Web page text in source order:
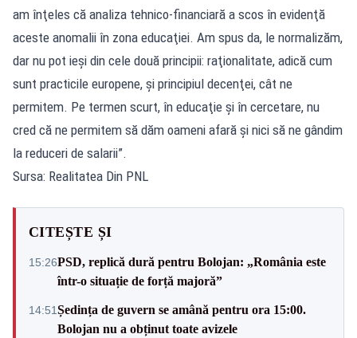
am înţeles că analiza tehnico-financiară a scos în evidenţă
aceste anomalii în zona educaţiei. Am spus da, le normalizăm,
dar nu pot ieşi din cele două principii: raţionalitate, adică cum
sunt practicile europene, şi principiul decenţei, cât ne
permitem. Pe termen scurt, în educaţie şi în cercetare, nu
cred că ne permitem să dăm oameni afară şi nici să ne gândim
la reduceri de salarii”.
Sursa: Realitatea Din PNL
CITEȘTE ȘI
15:26PSD, replică dură pentru Bolojan: „România este
într-o situație de forță majoră”
14:51Ședința de guvern se amână pentru ora 15:00.
Bolojan nu a obținut toate avizele